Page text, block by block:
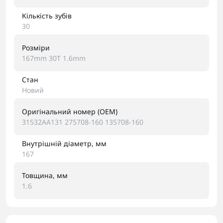
Кількість зубів
30
Розміри
167mm 30T 1.6mm
Стан
Новий
Оригінальний номер (OEM)
31532AA131 275708-160 135708-160
Внутрішній діаметр, мм
167
Товщина, мм
1.6